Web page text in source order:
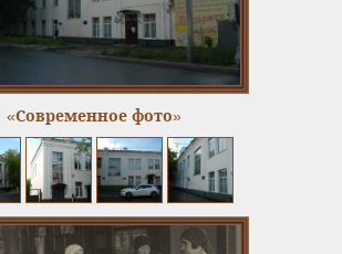
«Современное фото»